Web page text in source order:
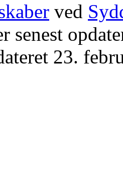
ved
senest
23.